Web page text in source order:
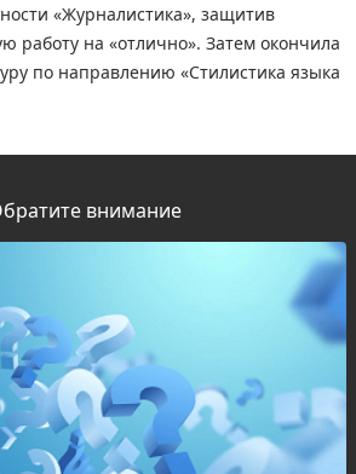
«Журналистика», защитив
работу на «отлично». Затем окончила
по направлению «Стилистика языка
внимание